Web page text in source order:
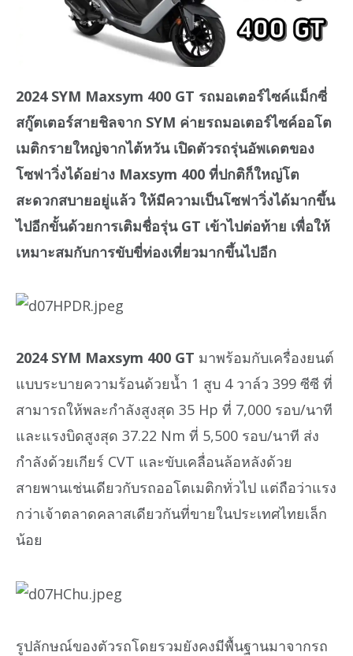
2024 SYM Maxsym 400 GT รถมอเตอร์ไซค์แม็กซี่
สกู๊ตเตอร์สายชิลจาก SYM ค่ายรถมอเตอร์ไซค์ออโต
เมติกรายใหญ่จากไต้หวัน เปิดตัวรถรุ่นอัพเดตของ
โซฟาวิ่งได้อย่าง Maxsym 400 ที่ปกติก็ใหญ่โต
สะดวกสบายอยู่แล้ว ให้มีความเป็นโซฟาวิ่งได้มากขึ้น
ไปอีกขั้นด้วยการเติมชื่อรุ่น GT เข้าไปต่อท้าย เพื่อให้
เหมาะสมกับการขับขี่ท่องเที่ยวมากขึ้นไปอีก
2024 SYM Maxsym 400 GT มาพร้อมกับเครื่องยนต์
แบบระบายความร้อนด้วยน้ำ 1 สูบ 4 วาล์ว 399 ซีซี ที่
สามารถให้พละกำลังสูงสุด 35 Hp ที่ 7,000 รอบ/นาที
และแรงบิดสูงสุด 37.22 Nm ที่ 5,500 รอบ/นาที ส่ง
กำลังด้วยเกียร์ CVT และขับเคลื่อนล้อหลังด้วย
สายพานเช่นเดียวกับรถออโตเมติกทั่วไป แต่ถือว่าแรง
กว่าเจ้าตลาดคลาสเดียวกันที่ขายในประเทศไทยเล็ก
น้อย
รูปลักษณ์ของตัวรถโดยรวมยังคงมีพื้นฐานมาจากรถ